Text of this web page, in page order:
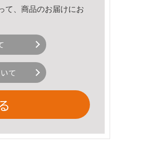
て、商品のお届けにお
て